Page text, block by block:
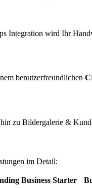
Integration wird Ihr
benutzerfreundlichen
zu Bildergalerie &
im Detail:
Business Starter